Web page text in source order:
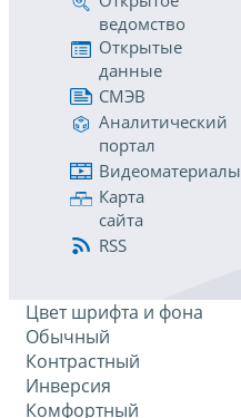
ведомство
Открытые
данные
СМЭВ
Аналитический
портал
Видеоматериалы
Карта
сайта
RSS
Цвет шрифта и фона
Обычный
Контрастный
Инверсия
Комфортный